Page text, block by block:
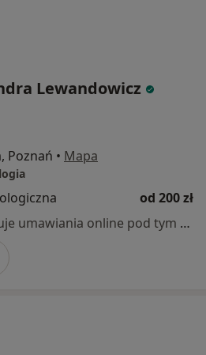
Lewandowicz
Poznań • Mapa
od 200 zł
Specjalista nie oferuje umawiania online pod tym adresem.